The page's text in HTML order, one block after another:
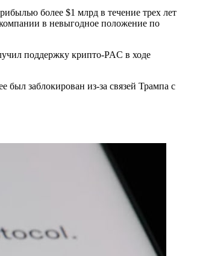
более $1 млрд в течение трех лет
в невыгодное положение по
поддержку крипто-PAC в ходе
был заблокирован из-за связей Трампа с